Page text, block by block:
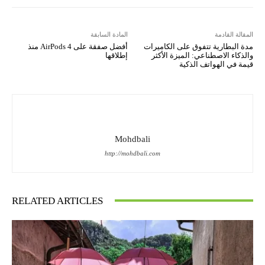
المادة السابقة
أفضل صفقة على AirPods 4 منذ
إطلاقها
المقالة القادمة
مدة البطارية تتفوق على الكاميرات
والذكاء الاصطناعي: الميزة الأكثر
قيمة في الهواتف الذكية
Mohdbali
http://mohdbali.com
RELATED ARTICLES